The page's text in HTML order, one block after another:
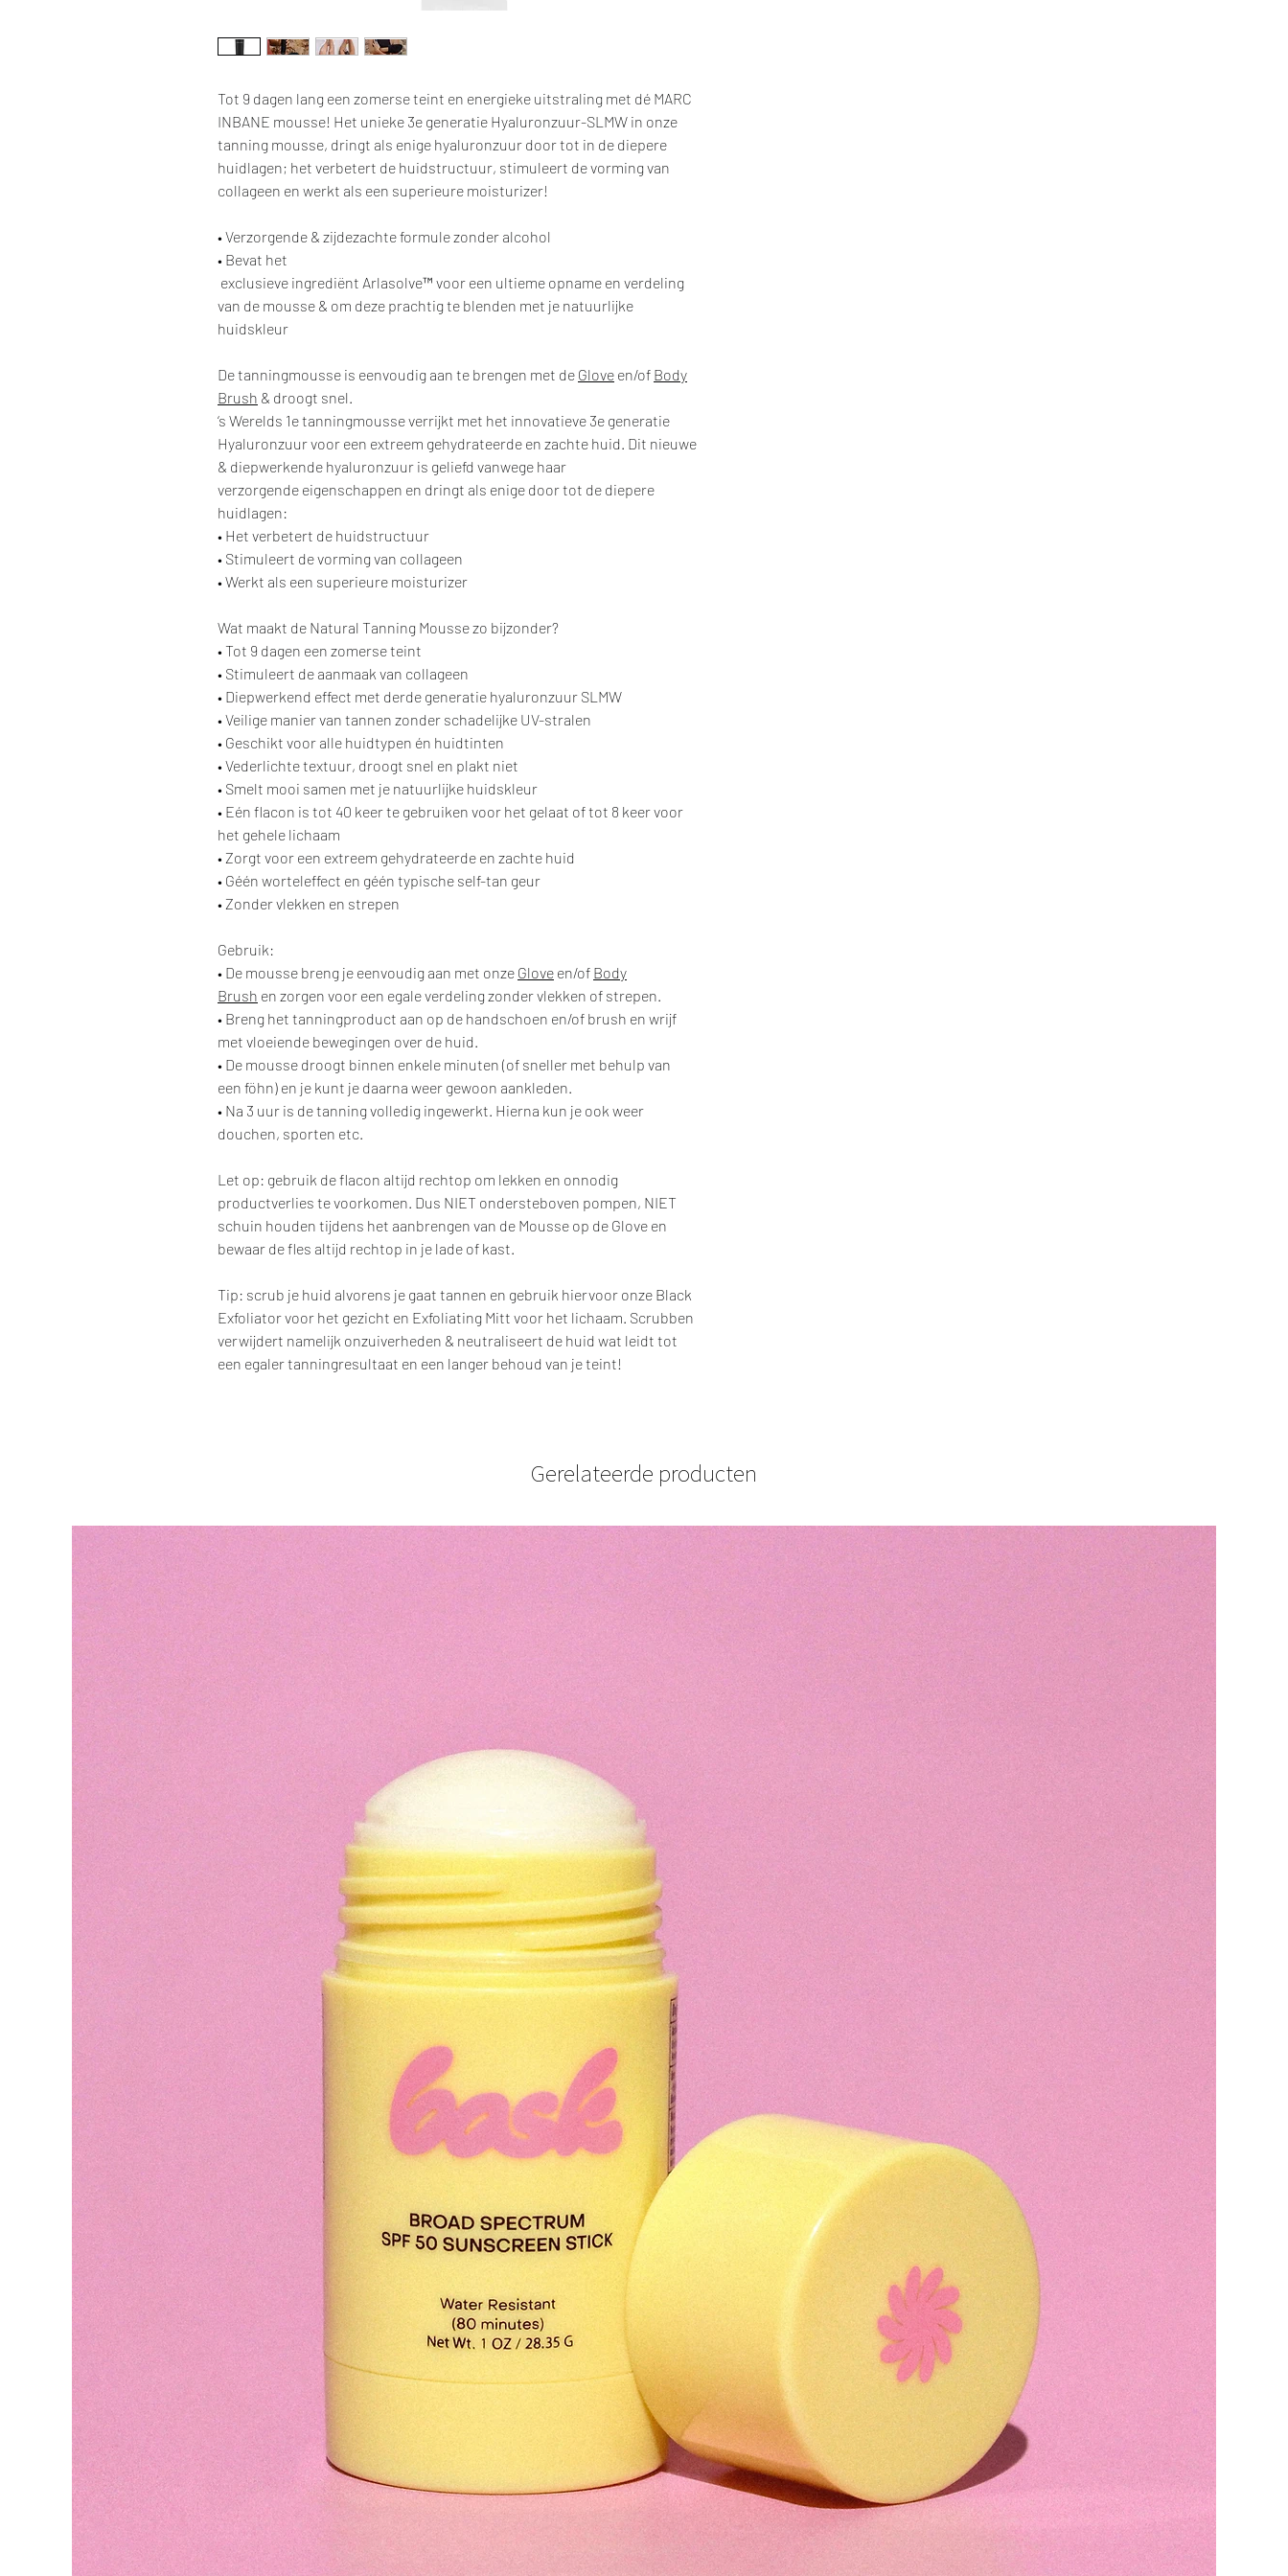
Tot 9 dagen lang een zomerse teint en energieke uitstraling met dé MARC
INBANE mousse! Het unieke 3e generatie Hyaluronzuur-SLMW in onze
tanning mousse, dringt als enige hyaluronzuur door tot in de diepere
huidlagen; het verbetert de huidstructuur, stimuleert de vorming van
collageen en werkt als een superieure moisturizer!
• Verzorgende & zijdezachte formule zonder alcohol
• Bevat het
exclusieve ingrediënt Arlasolve™ voor een ultieme opname en verdeling
van de mousse & om deze prachtig te blenden met je natuurlijke
huidskleur
De tanningmousse is eenvoudig aan te brengen met de Glove en/of Body
Brush & droogt snel.
‘s Werelds 1e tanningmousse verrijkt met het innovatieve 3e generatie
Hyaluronzuur voor een extreem gehydrateerde en zachte huid. Dit nieuwe
& diepwerkende hyaluronzuur is geliefd vanwege haar
verzorgende eigenschappen en dringt als enige door tot de diepere
huidlagen:​
​• Het verbetert de huidstructuur
• Stimuleert de vorming van collageen
• Werkt als een superieure moisturizer
Wat maakt de Natural Tanning Mousse zo bijzonder?
• Tot 9 dagen een zomerse teint
• Stimuleert de aanmaak van collageen
• Diepwerkend effect met derde generatie hyaluronzuur SLMW
• Veilige manier van tannen zonder schadelijke UV-stralen
• Geschikt voor alle huidtypen én huidtinten
• Vederlichte textuur, droogt snel en plakt niet
• Smelt mooi samen met je natuurlijke huidskleur
• Eén flacon is tot 40 keer te gebruiken voor het gelaat of tot 8 keer voor
het gehele lichaam
• Zorgt voor een extreem gehydrateerde en zachte huid
• Géén worteleffect en géén typische self-tan geur
• Zonder vlekken en strepen
Gebruik:
• De mousse breng je eenvoudig aan met onze Glove en/of Body
Brush en zorgen voor een egale verdeling zonder vlekken of strepen.
• Breng het tanningproduct aan op de handschoen en/of brush en wrijf
met vloeiende bewegingen over de huid.
• De mousse droogt binnen enkele minuten (of sneller met behulp van
een föhn) en je kunt je daarna weer gewoon aankleden.
• Na 3 uur is de tanning volledig ingewerkt. Hierna kun je ook weer
douchen, sporten etc.
Let op: gebruik de flacon altijd rechtop om lekken en onnodig
productverlies te voorkomen. Dus NIET ondersteboven pompen, NIET
schuin houden tijdens het aanbrengen van de Mousse op de Glove en
bewaar de fles altijd rechtop in je lade of kast.
Tip: scrub je huid alvorens je gaat tannen en gebruik hiervoor onze Black
Exfoliator voor het gezicht en Exfoliating Mitt voor het lichaam. Scrubben
verwijdert namelijk onzuiverheden & neutraliseert de huid wat leidt tot
een egaler tanningresultaat en een langer behoud van je teint!​
Gerelateerde producten